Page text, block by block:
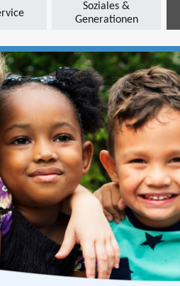
Soziales &
Generationen